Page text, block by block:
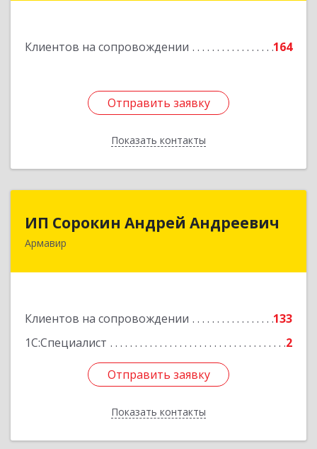
Клиентов на сопровождении 164
Отправить заявку
Показать контакты
Отправить заявку
Назад
ИП Сорокин Андрей Андреевич
Армавир
Клиентов на сопровождении
133
1С:Специалист
2
Отправить заявку
Показать контакты
ИП Сорокин Андрей Андреевич
Отправить заявку
Назад